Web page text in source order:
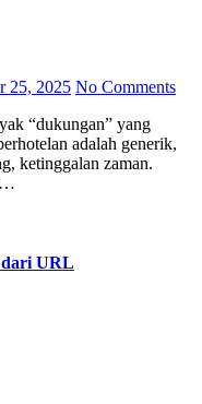
25, 2025 No Comments
adalah generik,
ketinggalan zaman.
dari URL